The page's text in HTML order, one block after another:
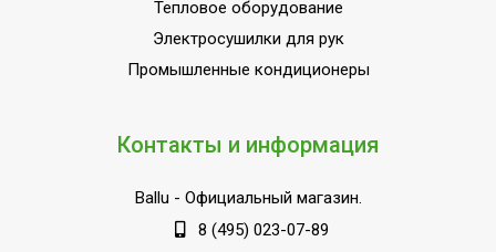
Индикация включения
Да
Защита кнопок
управления от детей
Набор крепежных
Да
Тепловое оборудование
Электросушилки для рук
Промышленные кондиционеры
Контакты и информация
Ballu - Официальный магазин.
8 (495) 023-07-89